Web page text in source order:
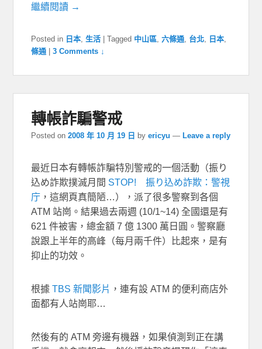
繼續閱讀 →
Posted in 日本 ,生活 |Tagged 中山區 ,六條通 台北 日本
條通 |3 Comments ↓
轉帳詐騙警戒
Posted on2008 年 10 月 19 日 byericyu — Leave a reply
最近日本有轉帳詐騙特別警戒的一個活動（振り
込め詐欺撲滅月間 STOP! 振り込め詐欺：警視
庁 ，這網頁真簡陋…），派了很多警察到各個
ATM 站崗。結果過去兩週 (10/1~14) 全國還是有
621 件被害，總金額 7 億 1300 萬日圓。警察廳
說跟上半年的高峰（每月兩千件）比起來，是有
抑止的功效。
根據TBS 新聞影片 ，連有設 ATM 的便利商店外
面都有人站崗耶…
然後有的 ATM 旁邊有機器，如果偵測到正在講